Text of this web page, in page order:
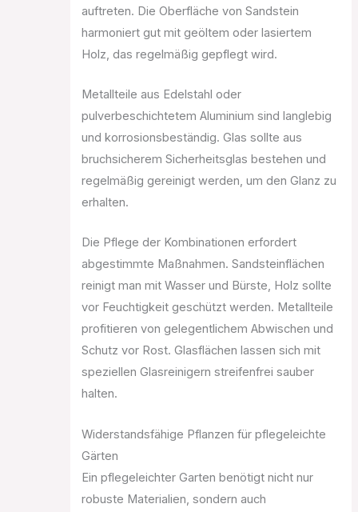
auftreten. Die Oberfläche von Sandstein
harmoniert gut mit geöltem oder lasiertem
Holz, das regelmäßig gepflegt wird.
Metallteile aus Edelstahl oder
pulverbeschichtetem Aluminium sind langlebig
und korrosionsbeständig. Glas sollte aus
bruchsicherem Sicherheitsglas bestehen und
regelmäßig gereinigt werden, um den Glanz zu
erhalten.
Die Pflege der Kombinationen erfordert
abgestimmte Maßnahmen. Sandsteinflächen
reinigt man mit Wasser und Bürste, Holz sollte
vor Feuchtigkeit geschützt werden. Metallteile
profitieren von gelegentlichem Abwischen und
Schutz vor Rost. Glasflächen lassen sich mit
speziellen Glasreinigern streifenfrei sauber
halten.
Widerstandsfähige Pflanzen für pflegeleichte
Gärten
Ein pflegeleichter Garten benötigt nicht nur
robuste Materialien, sondern auch